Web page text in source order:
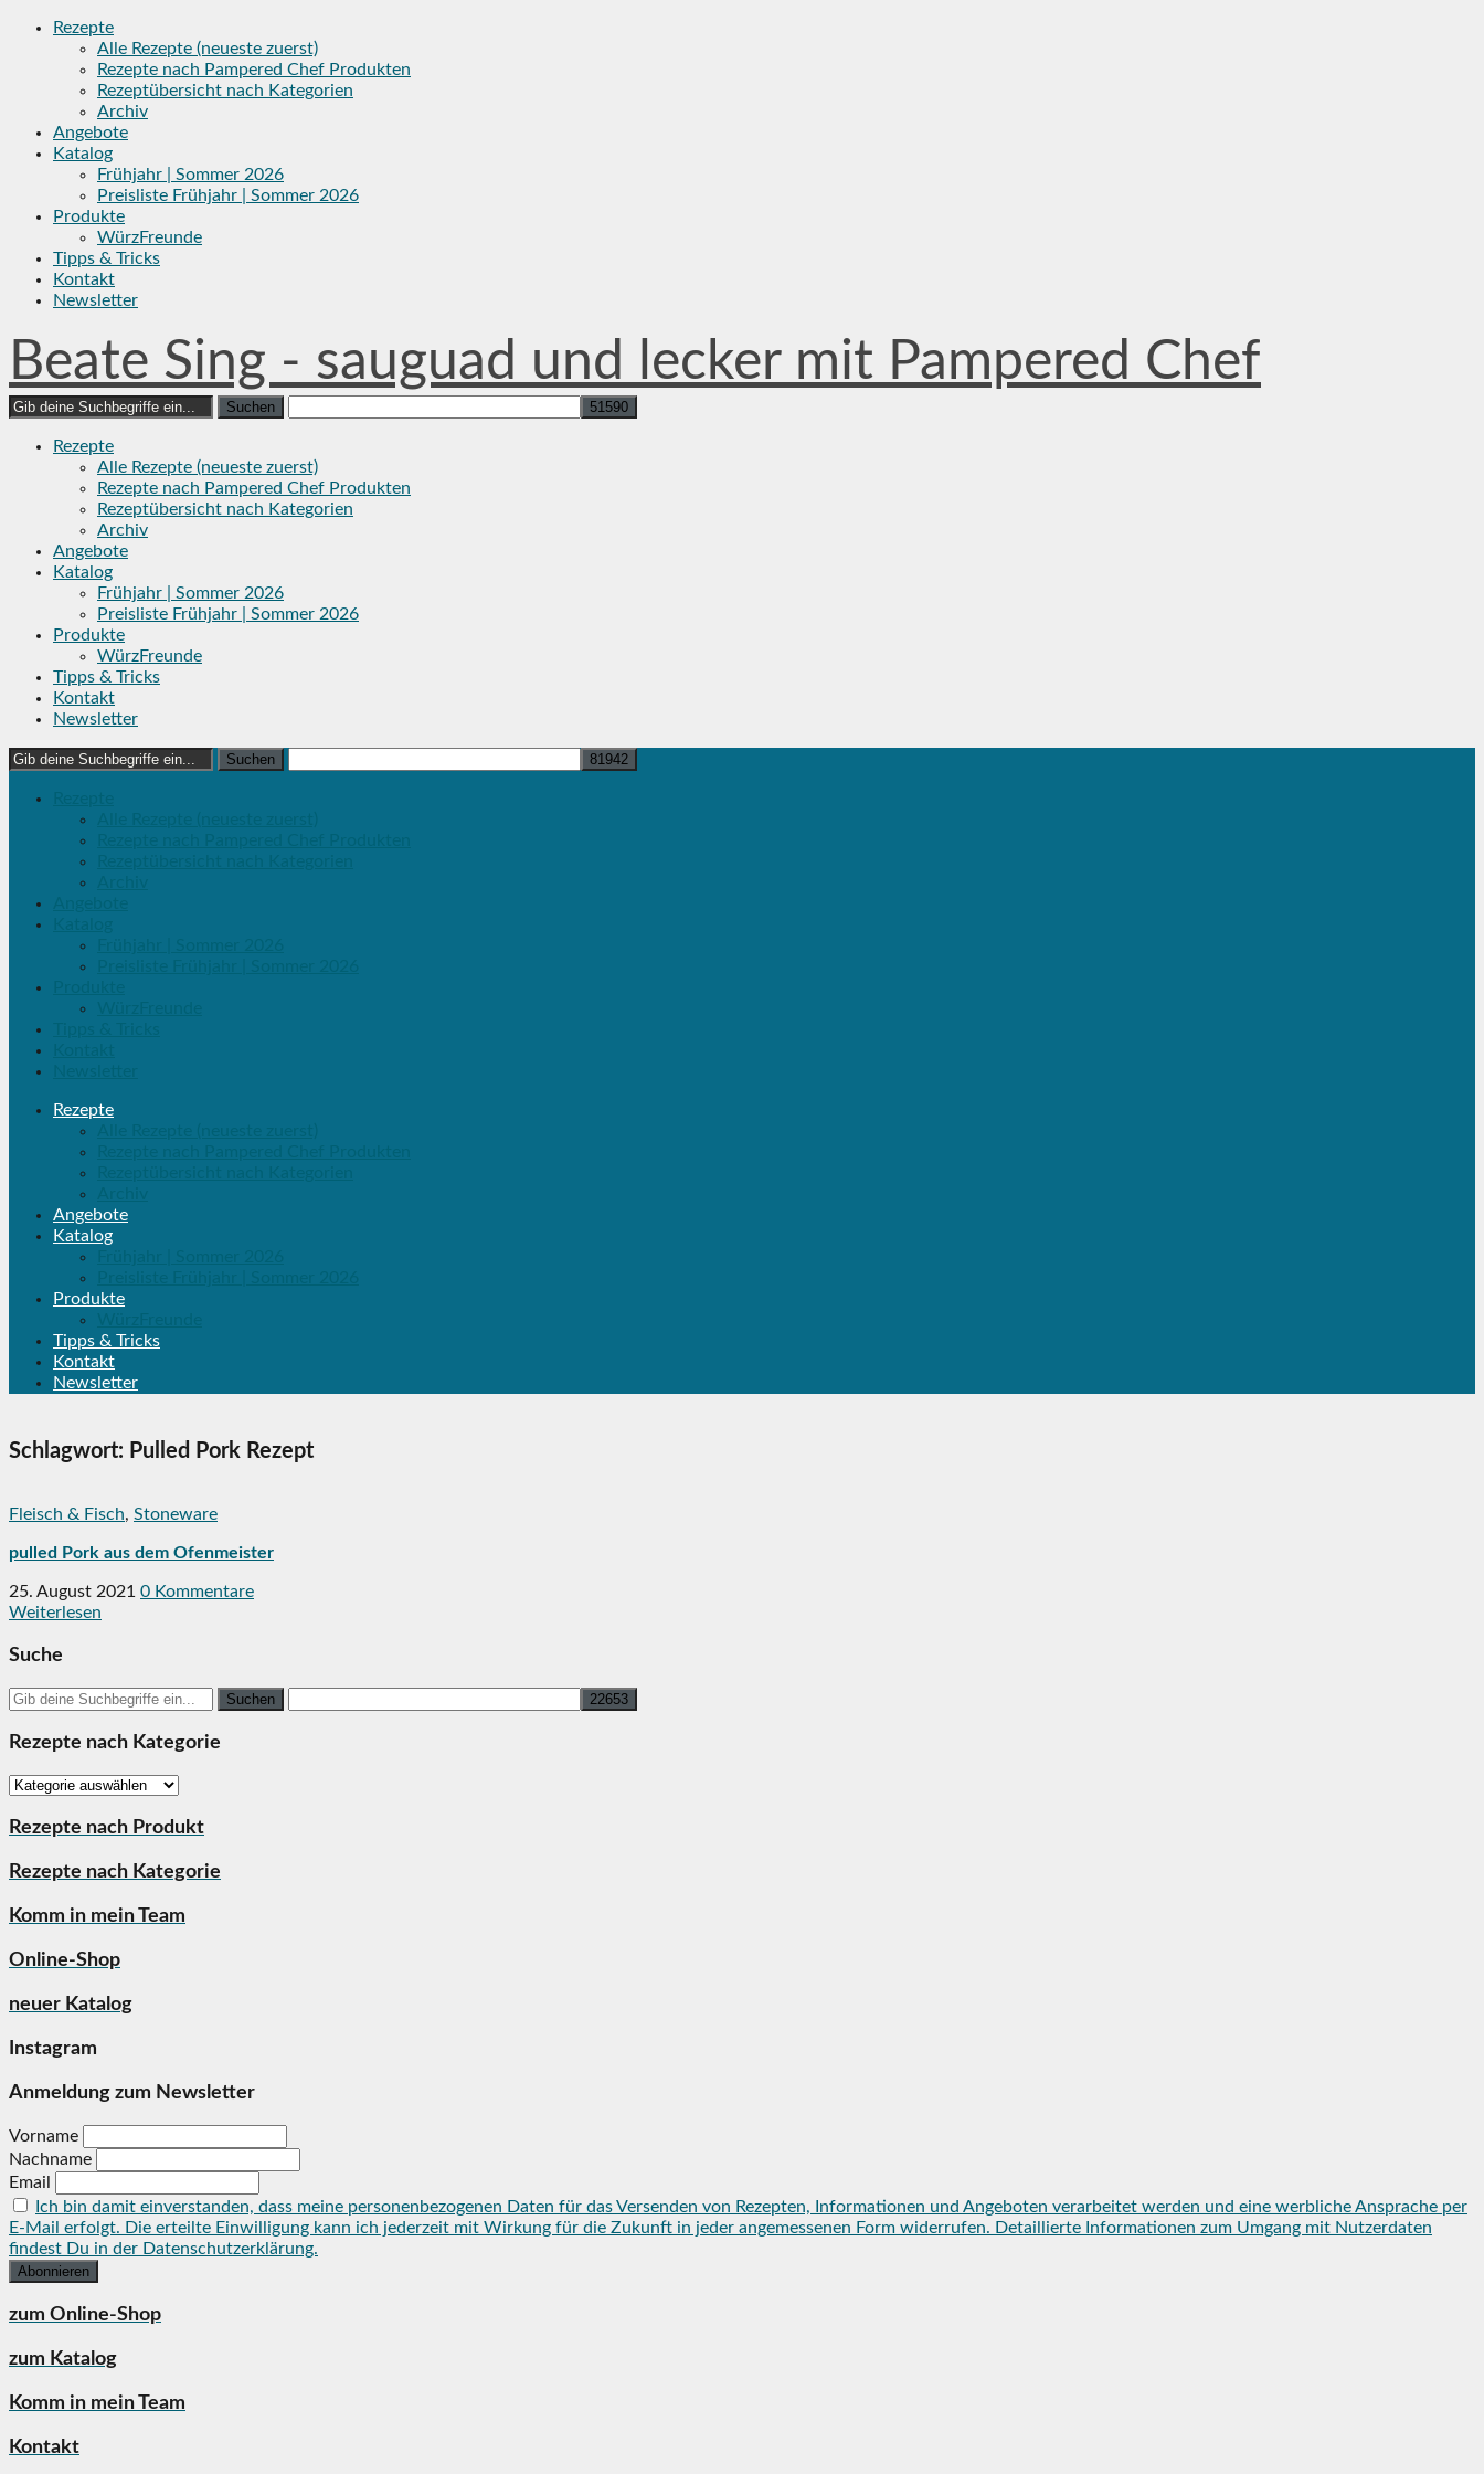
Skip
Rezepte
Alle Rezepte (neueste zuerst)
Rezepte nach Pampered Chef Produkten
Rezeptübersicht nach Kategorien
Archiv
Angebote
Katalog
Frühjahr | Sommer 2026
Preisliste Frühjahr | Sommer 2026
Produkte
WürzFreunde
Tipps & Tricks
Kontakt
Newsletter
Beate Sing - sauguad und lecker mit Pampered Chef
Search
Rezepte
Alle Rezepte (neueste zuerst)
Rezepte nach Pampered Chef Produkten
Rezeptübersicht nach Kategorien
Archiv
Angebote
Katalog
Frühjahr | Sommer 2026
Preisliste Frühjahr | Sommer 2026
Produkte
WürzFreunde
Tipps & Tricks
Kontakt
Newsletter
Search
Rezepte
Angebote
Katalog
Produkte
Tipps & Tricks
Kontakt
Newsletter
Schlagwort: Pulled Pork Rezept
Fleisch & Fisch, Stoneware
pulled Pork aus dem Ofenmeister
25. August 2021 0 Kommentare
Weiterlesen
Suche
Search
for:
Rezepte nach Kategorie
Rezepte
Kategorie
Rezepte nach Produkt
Rezepte nach Kategorie
Komm in mein Team
Online-Shop
neuer Katalog
Instagram
Anmeldung zum Newsletter
Vorname
Nachname
Email
Ich bin damit einverstanden, dass meine personenbezogenen Daten für das Versenden von Rezepten, Informationen und Angeboten verarbeitet werden und eine werbliche Ansprache per
E-Mail erfolgt. Die erteilte Einwilligung kann ich jederzeit mit Wirkung für die Zukunft in jeder angemessenen Form widerrufen. Detaillierte Informationen zum Umgang mit Nutzerdaten
findest Du in der Datenschutzerklärung.
zum Online-Shop
zum Katalog
Komm in mein Team
Kontakt